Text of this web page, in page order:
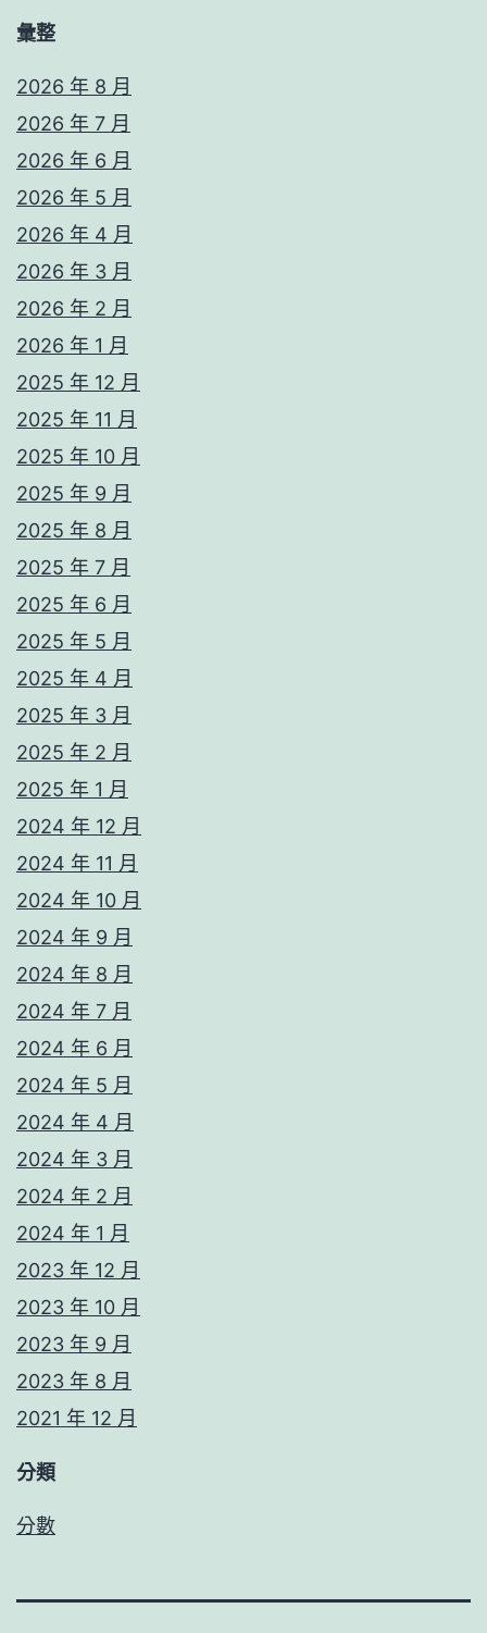
彙整
2026 年 8 月
2026 年 7 月
2026 年 6 月
2026 年 5 月
2026 年 4 月
2026 年 3 月
2026 年 2 月
2026 年 1 月
2025 年 12 月
2025 年 11 月
2025 年 10 月
2025 年 9 月
2025 年 8 月
2025 年 7 月
2025 年 6 月
2025 年 5 月
2025 年 4 月
2025 年 3 月
2025 年 2 月
2025 年 1 月
2024 年 12 月
2024 年 11 月
2024 年 10 月
2024 年 9 月
2024 年 8 月
2024 年 7 月
2024 年 6 月
2024 年 5 月
2024 年 4 月
2024 年 3 月
2024 年 2 月
2024 年 1 月
2023 年 12 月
2023 年 10 月
2023 年 9 月
2023 年 8 月
2021 年 12 月
分類
分數